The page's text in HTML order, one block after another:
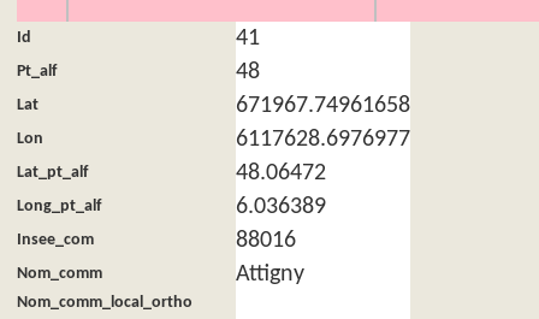
Id 41
Pt_alf 48
Lat 671967.74961658
Lon 6117628.6976977
Lat_pt_alf 48.06472
Long_pt_alf 6.036389
Insee_com 88016
Nom_comm Attigny
Nom_comm_local_ortho